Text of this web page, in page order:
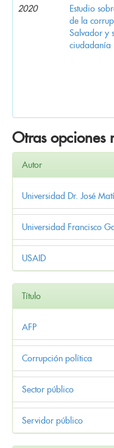
2020
Estudio
de la
Salvador y
ciudadanía
Otras opciones
Autor
Universidad Dr. José
Universidad Francisco
USAID
Título
AFP
Corrupción política
Sector público
Servidor público